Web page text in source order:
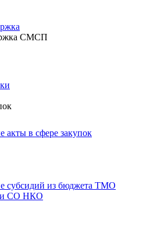
СМСП
в сфере закупок
субсидий из бюджета ТМО
СО НКО